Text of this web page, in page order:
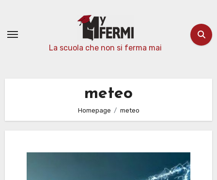
contenuto
La scuola che non si ferma mai
meteo
Homepage meteo